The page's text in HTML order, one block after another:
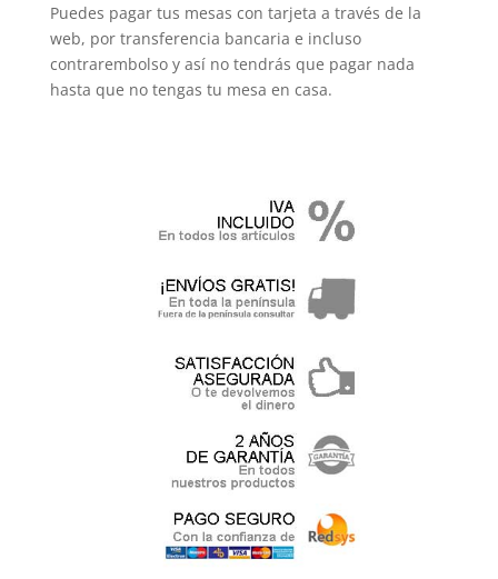
Puedes pagar tus mesas con tarjeta a través de la
web, por transferencia bancaria e incluso
contrarembolso y así no tendrás que pagar nada
hasta que no tengas tu mesa en casa.